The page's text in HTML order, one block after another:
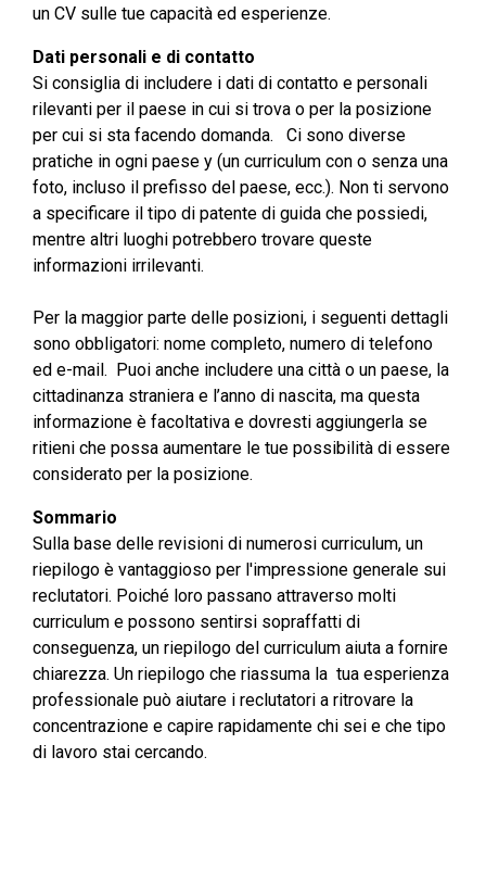
un CV sulle tue capacità ed esperienze.
Dati personali e di contatto
Si consiglia di includere i dati di contatto e personali
rilevanti per il paese in cui si trova o per la posizione
per cui si sta facendo domanda. Ci sono diverse
pratiche in ogni paese y (un curriculum con o senza una
foto, incluso il prefisso del paese, ecc.). Non ti servono
a specificare il tipo di patente di guida che possiedi,
mentre altri luoghi potrebbero trovare queste
informazioni irrilevanti.
Per la maggior parte delle posizioni, i seguenti dettagli
sono obbligatori: nome completo, numero di telefono
ed e-mail. Puoi anche includere una città o un paese, la
cittadinanza straniera e l’anno di nascita, ma questa
informazione è facoltativa e dovresti aggiungerla se
ritieni che possa aumentare le tue possibilità di essere
considerato per la posizione.
Sommario
Sulla base delle revisioni di numerosi curriculum, un
riepilogo è vantaggioso per l'impressione generale sui
reclutatori. Poiché loro passano attraverso molti
curriculum e possono sentirsi sopraffatti di
conseguenza, un riepilogo del curriculum aiuta a fornire
chiarezza. Un riepilogo che riassuma la tua esperienza
professionale può aiutare i reclutatori a ritrovare la
concentrazione e capire rapidamente chi sei e che tipo
di lavoro stai cercando.